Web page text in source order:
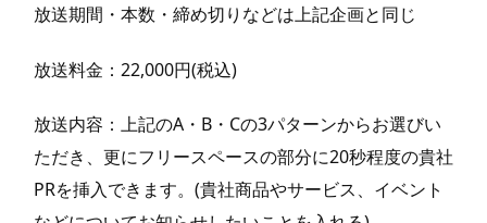
放送期間・本数・締め切りなどは上記企画と同じ
放送料金：22,000円(税込)
放送内容：上記のA・B・Cの3パターンからお選びい
ただき、更にフリースペースの部分に20秒程度の貴社
PRを挿入できます。(貴社商品やサービス、イベント